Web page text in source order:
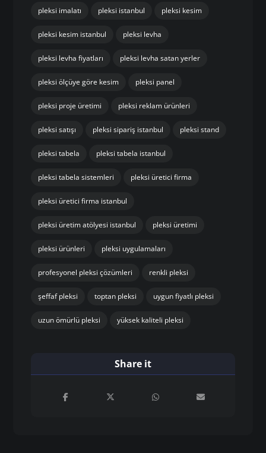
pleksi imalatı pleksi istanbul pleksi kesim
pleksi kesim istanbul pleksi levha
pleksi levha fiyatları pleksi levha satan yerler
pleksi ölçüye göre kesim pleksi panel
pleksi proje üretimi pleksi reklam ürünleri
pleksi satışı pleksi sipariş istanbul pleksi stand
pleksi tabela pleksi tabela istanbul
pleksi tabela sistemleri pleksi üretici firma
pleksi üretici firma istanbul
pleksi üretim atölyesi istanbul pleksi üretimi
pleksi ürünleri pleksi uygulamaları
profesyonel pleksi çözümleri renkli pleksi
şeffaf pleksi toptan pleksi uygun fiyatlı pleksi
uzun ömürlü pleksi yüksek kaliteli pleksi